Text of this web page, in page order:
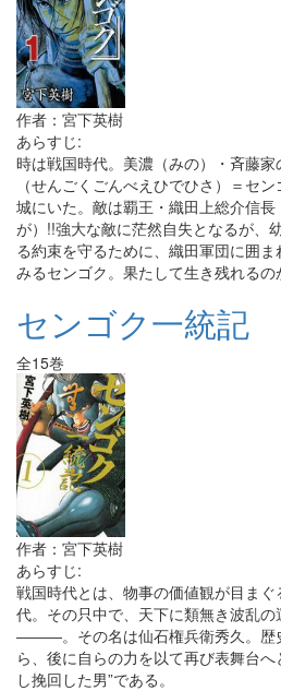
作者：宮下英樹
あらすじ:
時は戦国時代。美濃（みの）・斉藤
（せんごくごんべえひでひさ）＝セ
城にいた。敵は覇王・織田上総介信
が）!!強大な敵に茫然自失となるが、
る約束を守るために、織田軍団に囲
みるセンゴク。果たして生き残れるの
センゴク一統記
全15巻
作者：宮下英樹
あらすじ:
戦国時代とは、物事の価値観が目ま
代。その只中で、天下に類無き波乱
―――。その名は仙石権兵衛秀久。歴
ら、後に自らの力を以て再び表舞台
し挽回した男”である。